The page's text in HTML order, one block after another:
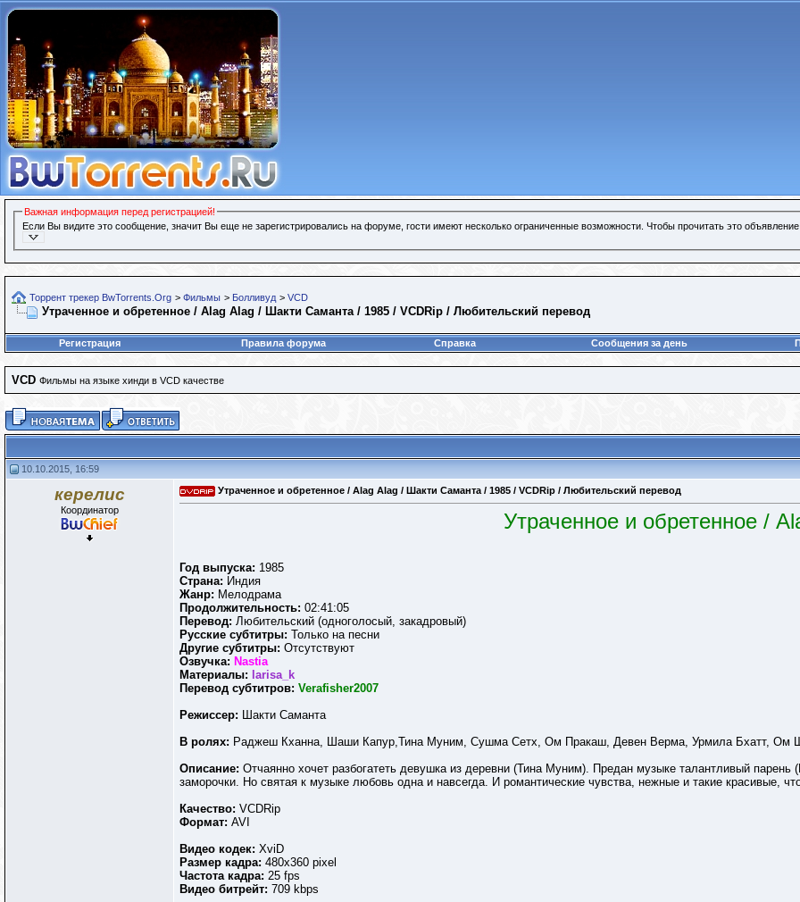
Важная информация перед регистрацией!
Если Вы видите это сообщение, значит Вы еще не зарегистрировались на форуме, гости имеют несколько ограниченные возможности. Чтобы прочитать это
Торрент трекер BwTorrents.Org > Фильмы > Болливуд > VCD
Утраченное и обретенное / Alag Alag / Шакти Саманта / 1985 / VCDRip / Любительский перевод
Регистрация Правила форума Справка Сообщения за день
VCD Фильмы на языке хинди в VCD качестве
10.10.2015, 16:59
керелис
Координатор
Утраченное и обретенное / Alag Alag / Шакти Саманта / 1985 / VCDRip / Любительский перевод
Утраченное и обретенное /
Год выпуска: 1985
Страна: Индия
Жанр: Мелодрама
Продолжительность: 02:41:05
Перевод: Любительский (одноголосый, закадровый)
Русские субтитры: Только на песни
Другие субтитры: Отсутствуют
Озвучка: Nastia
Материалы: larisa_k
Перевод субтитров: Verafisher2007
Режиссер: Шакти Саманта
В ролях: Раджеш Кханна, Шаши Капур,Тина Муним, Сушма Сетх, Ом Пракаш, Девен Верма, Урмила Бхатт, Ом
Описание: Отчаянно хочет разбогатеть девушка из деревни (Тина Муним). Предан музыке талантливый
заморочки. Но святая к музыке любовь одна и навсегда. И романтические чувства, нежные и такие красивые,
Качество: VCDRip
Формат: AVI
Видео кодек: XviD
Размер кадра: 480x360 pixel
Частота кадра: 25 fps
Видео битрейт: 709 kbps